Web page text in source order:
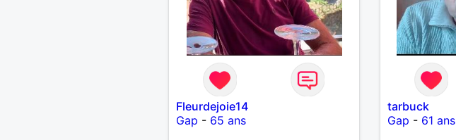
Fleurdejoie14
Gap - 65 ans
tarbuck
Gap - 61 ans